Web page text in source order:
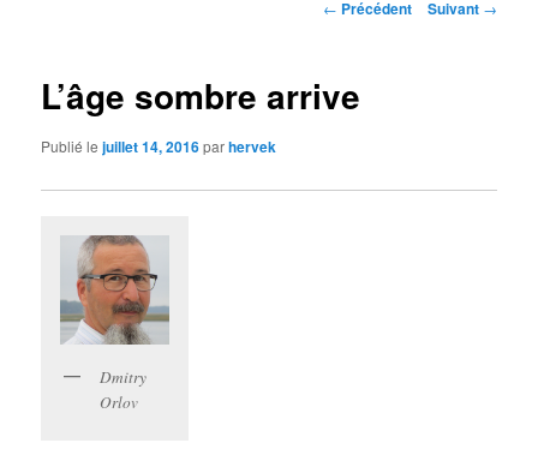
Navigation
← Précédent Suivant →
L’âge sombre arrive
Publié lejuillet 14, 2016parhervek
Dmitry
Orlov